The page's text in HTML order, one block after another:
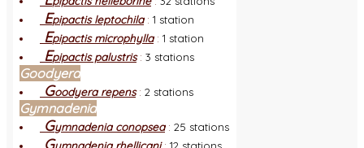
Epipactis leptochila: 1 station
Epipactis microphylla: 1 station
Epipactis palustris: 3 stations
Goodyera
Goodyera repens: 2 stations
Gymnadenia
Gymnadenia conopsea: 25 stations